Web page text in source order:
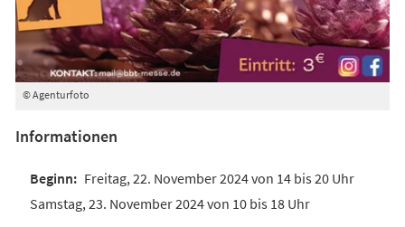
© Agenturfoto
Informationen
Freitag, 22. November 2024 von 14 bis 20 Uhr
Samstag, 23. November 2024 von 10 bis 18 Uhr